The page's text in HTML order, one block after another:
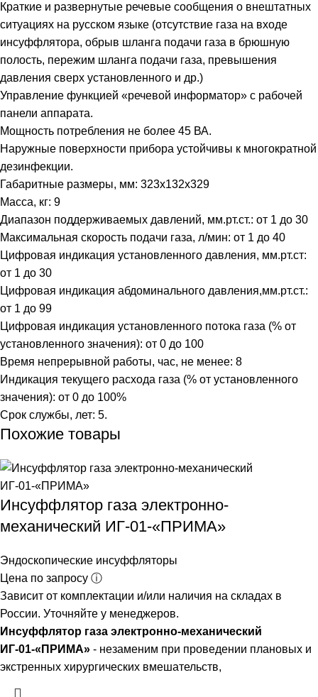
Краткие и развернутые речевые сообщения о внештатных
ситуациях на русском языке (отсутствие газа на входе
инсуффлятора, обрыв шланга подачи газа в брюшную
полость, пережим шланга подачи газа, превышения
давления сверх установленного и др.)
Управление функцией «речевой информатор» с рабочей
панели аппарата.
Мощность потребления не более 45 ВА.
Наружные поверхности прибора устойчивы к многократной
дезинфекции.
Габаритные размеры, мм: 323х132х329
Масса, кг: 9
Диапазон поддерживаемых давлений, мм.рт.ст.: от 1 до 30
Максимальная скорость подачи газа, л/мин: от 1 до 40
Цифровая индикация установленного давления, мм.рт.ст:
от 1 до 30
Цифровая индикация абдоминального давления,мм.рт.ст.:
от 1 до 99
Цифровая индикация установленного потока газа (% от
установленного значения): от 0 до 100
Время непрерывной работы, час, не менее: 8
Индикация текущего расхода газа (% от установленного
значения): от 0 до 100%
Срок службы, лет: 5.
Похожие товары
Инсуффлятор газа электронно-
механический ИГ-01-«ПРИМА»
Эндоскопические инсуффляторы
Цена по запросу ⓘ
Зависит от комплектации и/или наличия на складах в
России. Уточняйте у менеджеров.
Инсуффлятор газа электронно-механический
ИГ-01-«ПРИМА» - незаменим при проведении плановых и
экстренных хирургических вмешательств,